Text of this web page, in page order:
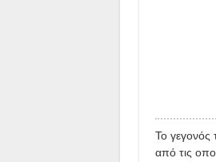
Το γεγονός
από τις